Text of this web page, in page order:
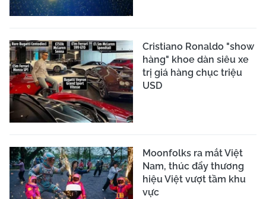
Cristiano Ronaldo "show
hàng" khoe dàn siêu xe
trị giá hàng chục triệu
USD
Moonfolks ra mắt Việt
Nam, thúc đẩy thương
hiệu Việt vượt tầm khu
vực